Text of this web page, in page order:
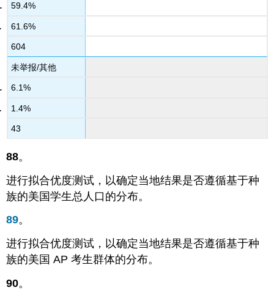
59.4%
61.6%
604
未举报/其他
6.1%
1.4%
43
88。
进行拟合优度测试，以确定当地结果是否遵循基于种
族的美国学生总人口的分布。
89。
进行拟合优度测试，以确定当地结果是否遵循基于种
族的美国 AP 考生群体的分布。
90。